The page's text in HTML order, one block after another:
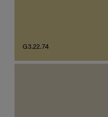
G3.22.74